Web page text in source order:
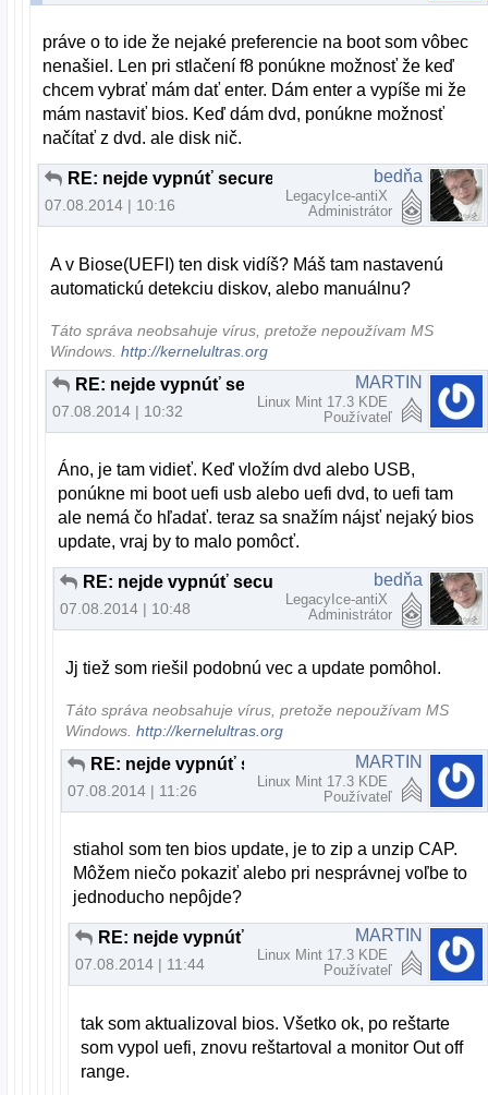
práve o to ide že nejaké preferencie na boot som vôbec
nenašiel. Len pri stlačení f8 ponúkne možnosť že keď
chcem vybrať mám dať enter. Dám enter a vypíše mi že
mám nastaviť bios. Keď dám dvd, ponúkne možnosť
načítať z dvd. ale disk nič.
07.08.2014 | 10:16
bedňa
LegacyIce-antiX
Administrátor
A v Biose(UEFI) ten disk vidíš? Máš tam nastavenú
automatickú detekciu diskov, alebo manuálnu?
Táto správa neobsahuje vírus, pretože nepoužívam MS
Windows.http://kernelultras.org
07.08.2014 | 10:32
MARTIN
Linux Mint 17.3 KDE
Používateľ
Áno, je tam vidieť. Keď vložím dvd alebo USB,
ponúkne mi boot uefi usb alebo uefi dvd, to uefi tam
ale nemá čo hľadať. teraz sa snažím nájsť nejaký bios
update, vraj by to malo pomôcť.
07.08.2014 | 10:48
bedňa
LegacyIce-antiX
Administrátor
Jj tiež som riešil podobnú vec a update pomôhol.
Táto správa neobsahuje vírus, pretože nepoužívam MS
Windows.http://kernelultras.org
07.08.2014 | 11:26
MARTIN
Linux Mint 17.3 KDE
Používateľ
stiahol som ten bios update, je to zip a unzip CAP.
Môžem niečo pokaziť alebo pri nesprávnej voľbe to
jednoducho nepôjde?
07.08.2014 | 11:44
MARTIN
Linux Mint 17.3 KDE
Používateľ
tak som aktualizoval bios. Všetko ok, po reštarte
som vypol uefi, znovu reštartoval a monitor Out off
range.